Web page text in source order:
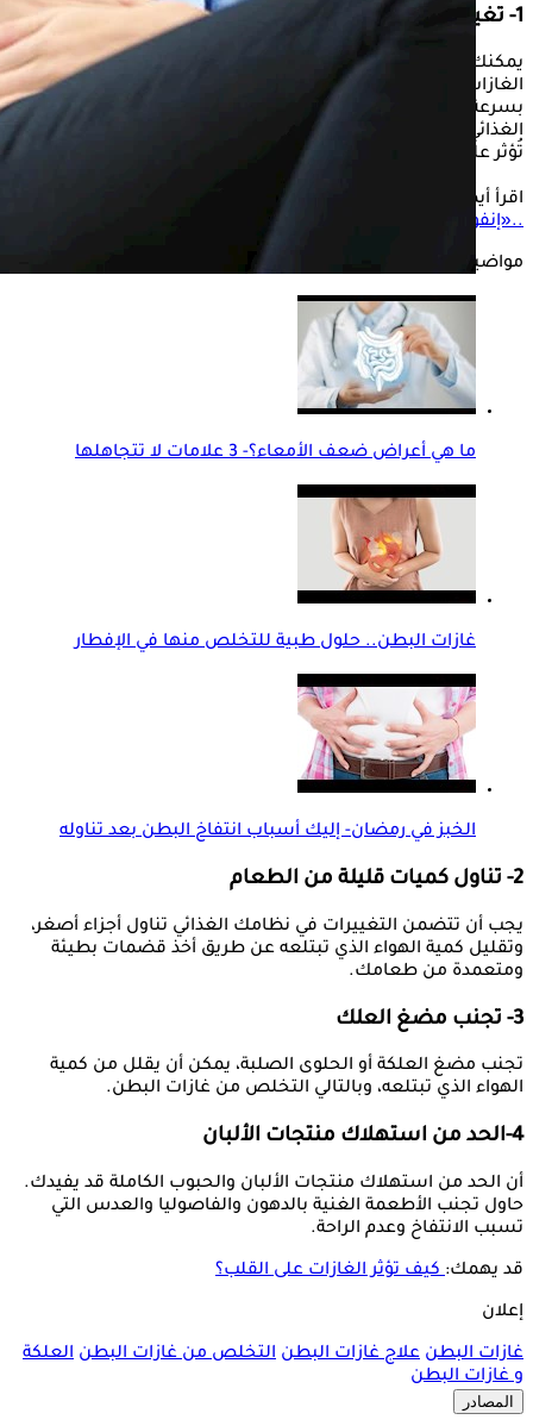
1- تغيير النظام الغذائي
يمكنك تغيير نظامك الغذائي وتناول أطعمة تُقلل من كمية
الغازات التي يُنتجها جسمك، هذا يُمكن أن يُخفف آلام الغازات
بسرعة، لذلك من المهم أن تُنتبه لما تأكله من خلال تدوين نظامك
الغذائي وأعراض الغازات، مما يساعدك على تحديد العوامل التي قد
تُؤثر على جهازك الهضمي.
اقرأ أيضًا:
نصائح للتخلص من الغازات وانتفاخات البطن
..«إنفوجراف»
مواضيع ذات صلة
ما هي أعراض ضعف الأمعاء؟- 3 علامات لا تتجاهلها
غازات البطن.. حلول طبية للتخلص منها في الإفطار
الخبز في رمضان- إليك أسباب انتفاخ البطن بعد تناوله
2- تناول كميات قليلة من الطعام
يجب أن تتضمن التغييرات في نظامك الغذائي تناول أجزاء أصغر،
وتقليل كمية الهواء الذي تبتلعه عن طريق أخذ قضمات بطيئة
ومتعمدة من طعامك.
3- تجنب مضغ العلك
تجنب مضغ العلكة أو الحلوى الصلبة، يمكن أن يقلل من كمية
الهواء الذي تبتلعه، وبالتالي التخلص من غازات البطن.
4-الحد من استهلاك منتجات الألبان
أن الحد من استهلاك منتجات الألبان والحبوب الكاملة قد يفيدك.
حاول تجنب الأطعمة الغنية بالدهون والفاصوليا والعدس التي
تسبب الانتفاخ وعدم الراحة.
قد يهمك:كيف تؤثر الغازات على القلب؟
إعلان
غازات البطن علاج غازات البطن التخلص من غازات البطن العلكة
و غازات البطن
المصادر